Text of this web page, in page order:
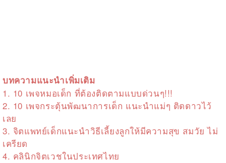
บทความแนะนำเพิ่มเติม
1. 10 เพจหมอเด็ก ที่ต้องติดตามแบบด่วนๆ!!!
2. 10 เพจกระตุ้นพัฒนาการเด็ก แนะนำแม่ๆ ติดดาวไว้
เลย
3. จิตแพทย์เด็กแนะนำวิธีเลี้ยงลูกให้มีความสุข สมวัย ไม่
เครียด
4. คลินิกจิตเวชในประเทศไทย